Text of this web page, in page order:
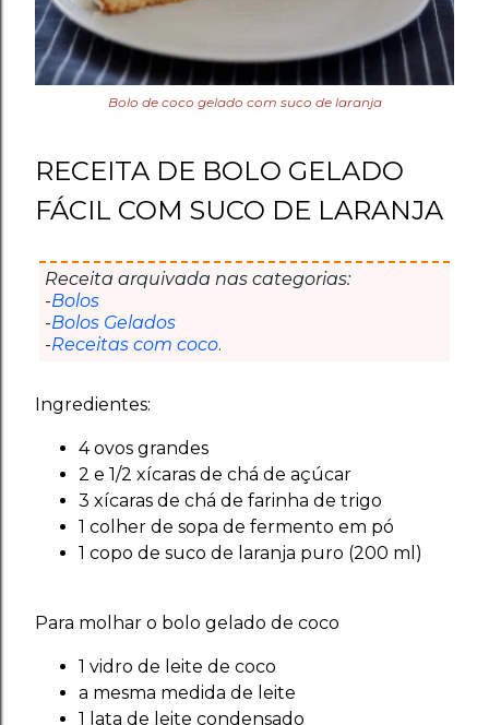
Bolo de coco gelado com suco de laranja
RECEITA DE BOLO GELADO
FÁCIL COM SUCO DE LARANJA
Receita arquivada nas categorias:
-Bolos
-Bolos Gelados
-Receitas com coco.
Ingredientes:
4 ovos grandes
2 e 1/2 xícaras de chá de açúcar
3 xícaras de chá de farinha de trigo
1 colher de sopa de fermento em pó
1 copo de suco de laranja puro (200 ml)
Para molhar o bolo gelado de coco
1 vidro de leite de coco
a mesma medida de leite
1 lata de leite condensado